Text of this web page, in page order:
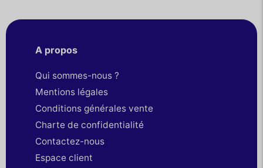
A propos
Qui sommes-nous ?
Mentions légales
Conditions générales vente
Charte de confidentialité
Contactez-nous
Espace client